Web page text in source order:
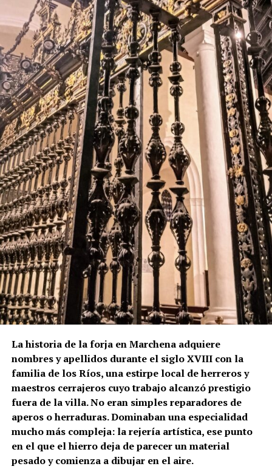
La historia de la forja en Marchena adquiere
nombres y apellidos durante el siglo XVIII con la
familia de los Ríos, una estirpe local de herreros y
maestros cerrajeros cuyo trabajo alcanzó prestigio
fuera de la villa. No eran simples reparadores de
aperos o herraduras. Dominaban una especialidad
mucho más compleja: la rejería artística, ese punto
en el que el hierro deja de parecer un material
pesado y comienza a dibujar en el aire.